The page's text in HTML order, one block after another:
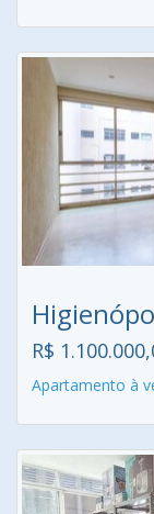
R$
Apartamento à